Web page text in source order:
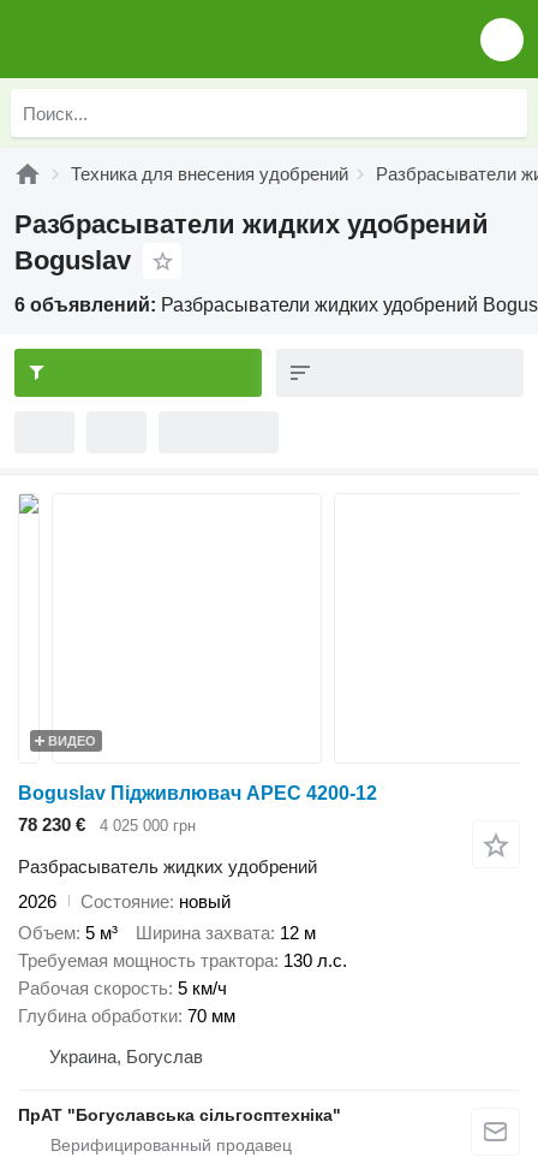
Техника для внесения удобрений Разбрасыватели
Разбрасыватели жидких удобрений
Boguslav
6 объявлений: Разбрасыватели жидких удобрений
ВИДЕО
Boguslav Підживлювач АРЕС 4200-12
78 230 €
4 025 000 грн
Разбрасыватель жидких удобрений
2026
Состояние новый
Объем 5 м³ Ширина захвата 12 м
Требуемая мощность трактора 130 л.с.
Рабочая скорость 5 км/ч
Глубина обработки 70 мм
Украина, Богуслав
ПрАТ "Богуславська сільгосптехніка"